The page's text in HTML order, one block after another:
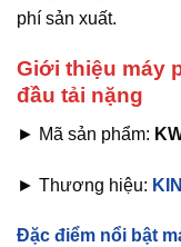
phí sản xuất.
Giới thiệu máy
đầu tải nặng
► Mã sản phẩm:
► Thương hiệu:
Đặc điểm nổi bật